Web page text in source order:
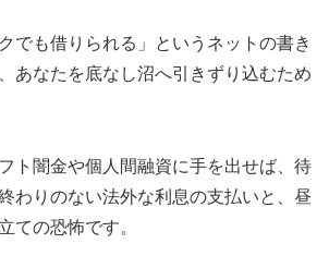
でも借りられる」というネットの書き
あなたを底なし沼へ引きずり込むため
ト闇金や個人間融資に手を出せば、待
わりのない法外な利息の支払いと、昼
ての恐怖です。